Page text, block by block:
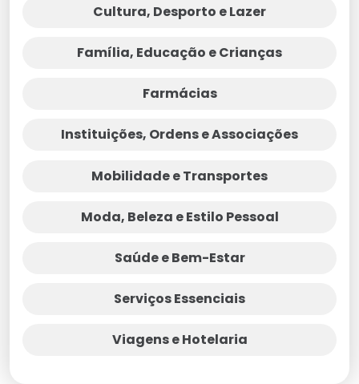
Cultura, Desporto e Lazer
Família, Educação e Crianças
Farmácias
Instituições, Ordens e Associações
Mobilidade e Transportes
Moda, Beleza e Estilo Pessoal
Saúde e Bem-Estar
Serviços Essenciais
Viagens e Hotelaria